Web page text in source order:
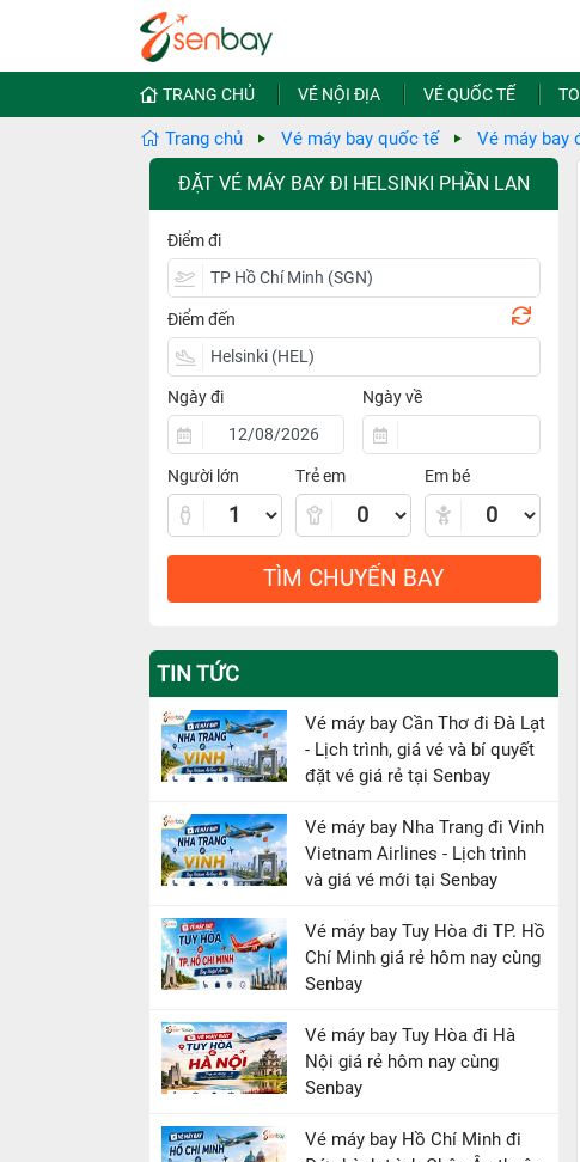
TRANG CHỦ VÉ NỘI ĐỊA VÉ QUỐC TẾ
Trang chủ Vé máy bay quốc tế Vé máy bay
ĐẶT VÉ MÁY BAY ĐI HELSINKI PHẦN LAN
Điểm đi
Điểm đến
Ngày đi Ngày về
Người lớn Trẻ em Em bé
TÌM CHUYẾN BAY
TIN TỨC
Vé máy bay Cần Thơ đi Đà Lạt
- Lịch trình, giá vé và bí quyết
đặt vé giá rẻ tại Senbay
Vé máy bay Nha Trang đi Vinh
Vietnam Airlines - Lịch trình
và giá vé mới tại Senbay
Vé máy bay Tuy Hòa đi TP. Hồ
Chí Minh giá rẻ hôm nay cùng
Senbay
Vé máy bay Tuy Hòa đi Hà
Nội giá rẻ hôm nay cùng
Senbay
Vé máy bay Hồ Chí Minh đi